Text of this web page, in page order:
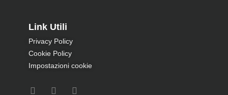
Link Utili
Privacy Policy
Cookie Policy
Impostazioni cookie